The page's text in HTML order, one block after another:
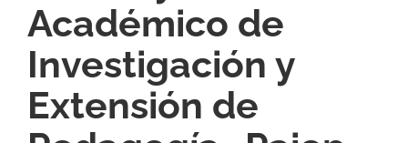
Académico de
Investigación y
Extensión de